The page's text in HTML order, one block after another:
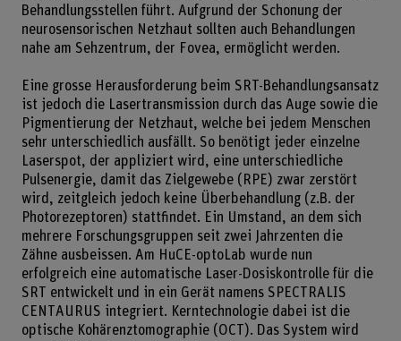
Behandlungsstellen führt. Aufgrund der Schonung der
neurosensorischen Netzhaut sollten auch Behandlungen
nahe am Sehzentrum, der Fovea, ermöglicht werden.
Eine grosse Herausforderung beim SRT-Behandlungsansatz
ist jedoch die Lasertransmission durch das Auge sowie die
Pigmentierung der Netzhaut, welche bei jedem Menschen
sehr unterschiedlich ausfällt. So benötigt jeder einzelne
Laserspot, der appliziert wird, eine unterschiedliche
Pulsenergie, damit das Zielgewebe (RPE) zwar zerstört
wird, zeitgleich jedoch keine Überbehandlung (z.B. der
Photorezeptoren) stattfindet. Ein Umstand, an dem sich
mehrere Forschungsgruppen seit zwei Jahrzenten die
Zähne ausbeissen. Am HuCE-optoLab wurde nun
erfolgreich eine automatische Laser-Dosiskontrolle für die
SRT entwickelt und in ein Gerät namens SPECTRALIS
CENTAURUS integriert. Kerntechnologie dabei ist die
optische Kohärenztomographie (OCT). Das System wird